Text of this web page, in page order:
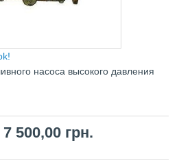
насоса высокого давления
500,00 грн.